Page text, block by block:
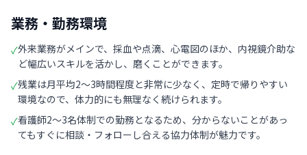
業務・勤務環境
✓外来業務がメインで、採血や点滴、心電図のほか、内視鏡介助な
ど幅広いスキルを活かし、磨くことができます。
✓残業は月平均2〜3時間程度と非常に少なく、定時で帰りやすい
環境なので、体力的にも無理なく続けられます。
✓看護師2〜3名体制での勤務となるため、分からないことがあっ
てもすぐに相談・フォローし合える協力体制が魅力です。